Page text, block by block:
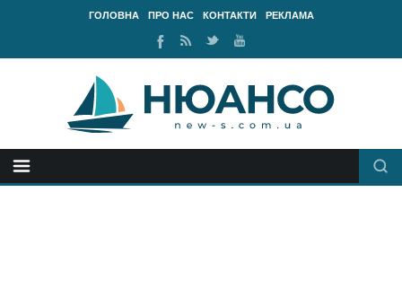
ГОЛОВНА ПРО НАС КОНТАКТИ РЕКЛАМА
Ми
у
RSS
стрічка
Ми
Наш
канал